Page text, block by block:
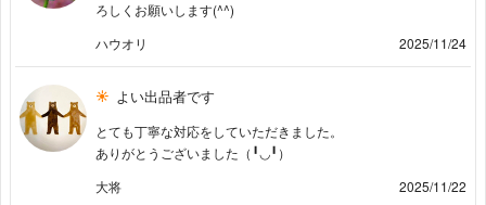
ろしくお願いします(^^)
ハウオリ
2025/11/24
よい出品者です
とても丁寧な対応をしていただきました。
ありがとうございました（╹◡╹）
大将
2025/11/22